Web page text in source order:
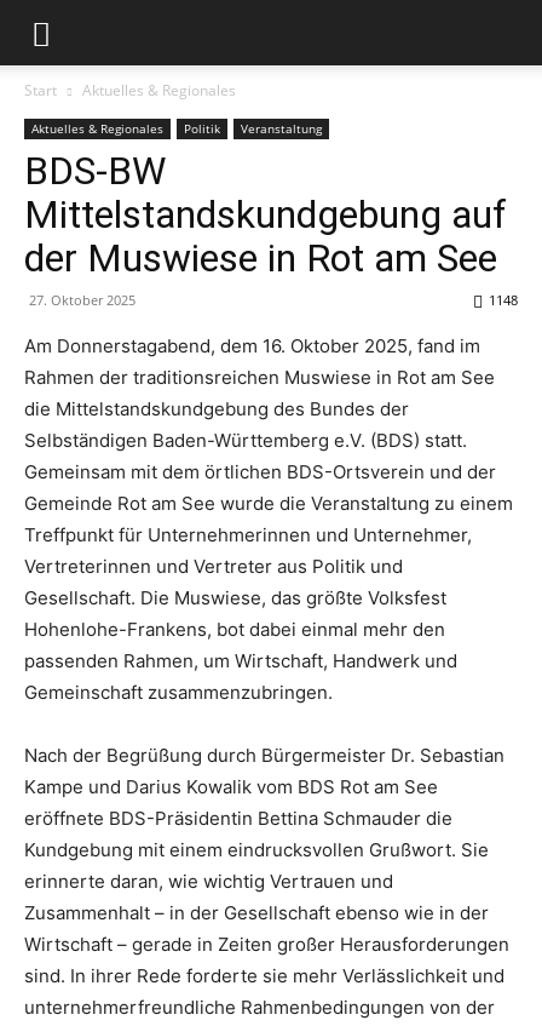
Start Aktuelles & Regionales
Aktuelles & Regionales Politik Veranstaltung
BDS-BW
Mittelstandskundgebung auf
der Muswiese in Rot am See
27. Oktober 2025 1148
Am Donnerstagabend, dem 16. Oktober 2025, fand im
Rahmen der traditionsreichen Muswiese in Rot am See
die Mittelstandskundgebung des Bundes der
Selbständigen Baden-Württemberg e.V. (BDS) statt.
Gemeinsam mit dem örtlichen BDS-Ortsverein und der
Gemeinde Rot am See wurde die Veranstaltung zu einem
Treffpunkt für Unternehmerinnen und Unternehmer,
Vertreterinnen und Vertreter aus Politik und
Gesellschaft. Die Muswiese, das größte Volksfest
Hohenlohe-Frankens, bot dabei einmal mehr den
passenden Rahmen, um Wirtschaft, Handwerk und
Gemeinschaft zusammenzubringen.
Nach der Begrüßung durch Bürgermeister Dr. Sebastian
Kampe und Darius Kowalik vom BDS Rot am See
eröffnete BDS-Präsidentin Bettina Schmauder die
Kundgebung mit einem eindrucksvollen Grußwort. Sie
erinnerte daran, wie wichtig Vertrauen und
Zusammenhalt – in der Gesellschaft ebenso wie in der
Wirtschaft – gerade in Zeiten großer Herausforderungen
sind. In ihrer Rede forderte sie mehr Verlässlichkeit und
unternehmerfreundliche Rahmenbedingungen von der